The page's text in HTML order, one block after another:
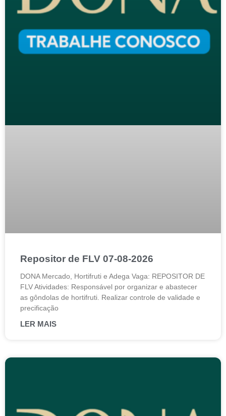
Repositor de FLV 07-08-2026
DONA Mercado, Hortifruti e Adega Vaga: REPOSITOR DE
FLV Atividades: Responsável por organizar e abastecer
as gôndolas de hortifruti. Realizar controle de validade e
precificação
LER MAIS